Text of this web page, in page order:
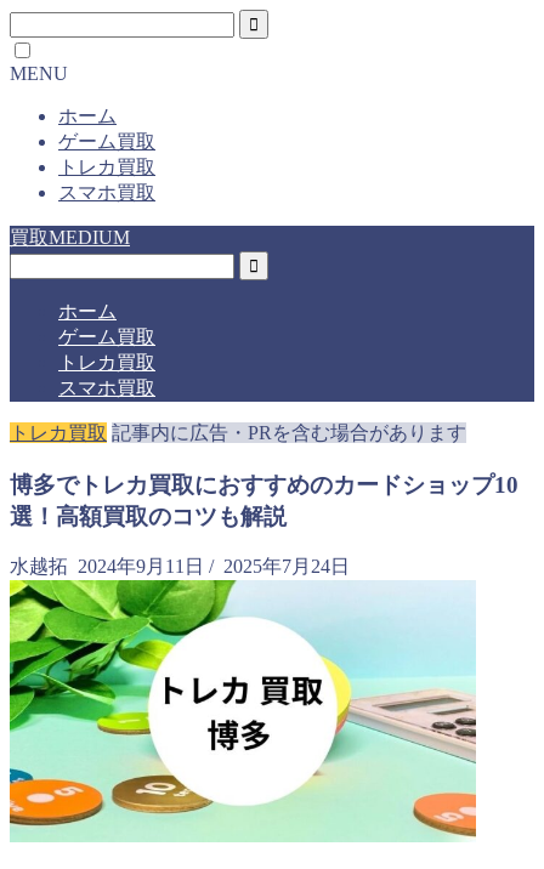
MENU
ホーム
ゲーム買取
トレカ買取
スマホ買取
買取MEDIUM
ホーム
ゲーム買取
トレカ買取
スマホ買取
トレカ買取 記事内に広告・PRを含む場合があります
博多でトレカ買取におすすめのカードショップ10
選！高額買取のコツも解説
水越拓 2024年9月11日 / 2025年7月24日